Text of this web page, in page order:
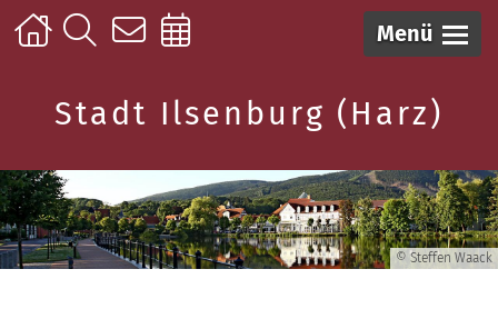
Menü
Stadt Ilsenburg (Harz)
© Steffen Waack